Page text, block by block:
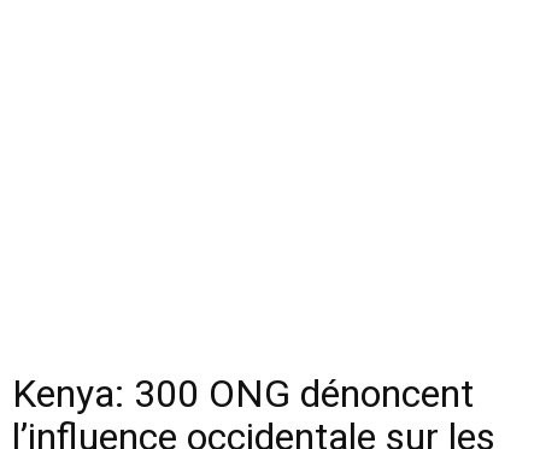
Kenya: 300 ONG dénoncent
l’influence occidentale sur les